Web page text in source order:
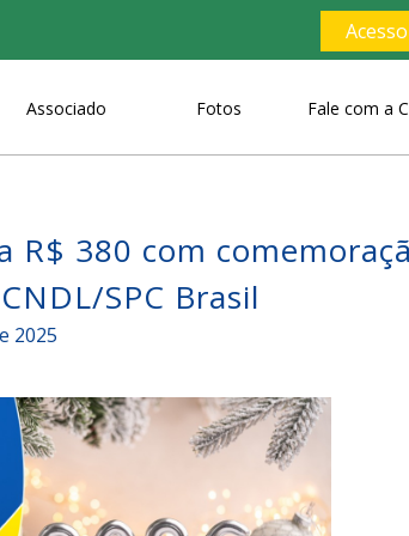
Associado Fotos Fale com a
380 com
SPC Brasil
2025